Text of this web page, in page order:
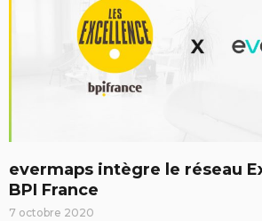
evermaps intègre le réseau
BPI France
7 octobre 2020